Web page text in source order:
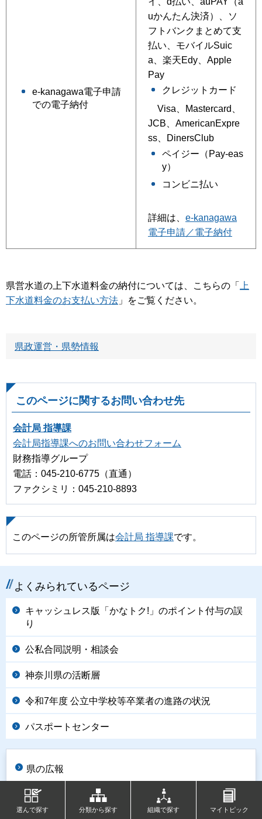
e-kanagawa電子申請
での電子納付
uかんたん決済）、ソ
フトバンクまとめて支
払い、モバイルSuic
a、楽天Edy、Apple
Pay
クレジットカード
Visa、Mastercard、
JCB、AmericanExpre
ss、DinersClub
ペイジー（Pay-eas
y）
コンビニ払い
詳細は、 e-kanagawa
電子申請／電子納付
県営水道の上下水道料金の納付については、こちらの「
上
下水道料金のお支払い方法 」をご覧ください。
県政運営・県勢情報
このページに関するお問い合わせ先
会計局 指導課
会計局指導課へのお問い合わせフォーム
財務指導グループ
電話：045-210-6775（直通）
ファクシミリ：045-210-8893
このページの所管所属は会計局 指導課です。
よくみられているページ
キャッシュレス版「かなトク!」のポイント付与の誤
り
公私合同説明・相談会
神奈川県の活断層
令和7年度 公立中学校等卒業者の進路の状況
パスポートセンター
県の広報
選んで探す 分類から探す 組織で探す マイトピック